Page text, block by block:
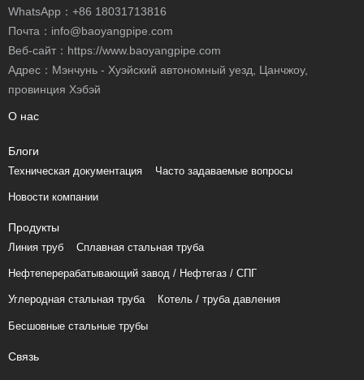
WhatsApp： +86 18031713816
Почта： info@baoyangpipe.com
Веб-сайт：https://www.baoyangpipe.com
Адрес：Мэнчунь - Хуэйский автономный уезд, Цанчжоу,
провинция Хэбэй
О нас
Блоги
Техническая документация Часто задаваемые вопросы
Новости компании
Продукты
Линия труб Сплавная стальная труба
Нефтеперерабатывающий завод / Нефтегаз / СПГ
Углеродная стальная труба Котель / труба давления
Бесшовные стальные трубы
Связь